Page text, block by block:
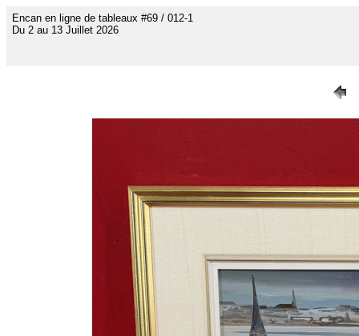
Encan en ligne de tableaux #69 / 012-1
Du 2 au 13 Juillet 2026